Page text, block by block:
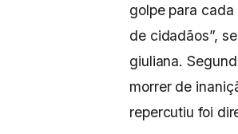
golpe para
de cidadãos”,
giuliana.
morrer de
repercutiu foi